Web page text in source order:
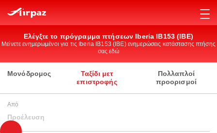
Ελέγξτε το πρόγραμμα πτήσεων Iberia IB153 (IBE)
Μείνετε ενημερωμένοι για τις Iberia IB153 (IBE) ενημερώσεις κατάστασης πτήσης
σας εδώ
Μονόδρομος
Ταξίδι μετ
επιστροφής
Πολλαπλοί
προορισμοί
Από
Προέλευση